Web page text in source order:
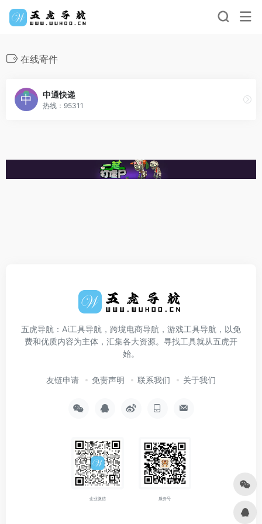
在线寄件
中通快递
热线：95311
五虎导航：Ai工具导航，跨境电商导航，游戏工具导航，以免
费和优质内容为主体，汇集各大资源。寻找工具就从五虎开
始。
友链申请 免责声明 联系我们 关于我们
企业微信 服务号